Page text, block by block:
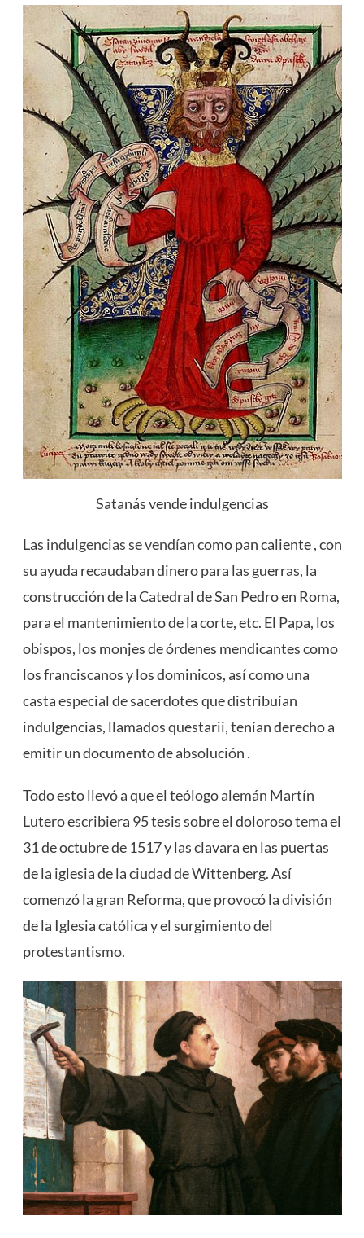
Satanás vende indulgencias
Las indulgencias se vendíancomo pan caliente , con
su ayuda recaudaban dinero para las guerras, la
construcción de la Catedral de San Pedro en Roma,
para el mantenimiento de la corte, etc. El Papa, los
obispos, los monjes de órdenes mendicantes como
los franciscanos y los dominicos, así como una
casta especial de sacerdotes que distribuían
indulgencias, llamados questarii, tenían derecho a
emitir un documento de absolución .
Todo esto llevó a que el teólogo alemán Martín
Lutero escribiera 95 tesis sobre el doloroso tema el
31 de octubre de 1517 y las clavara en las puertas
de la iglesia de la ciudad de Wittenberg. Así
comenzó la gran Reforma, que provocó la división
de la Iglesia católica y el surgimiento del
protestantismo.